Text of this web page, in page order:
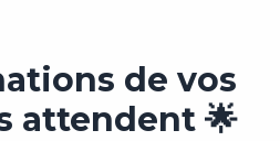
de vos
attendent 🌟